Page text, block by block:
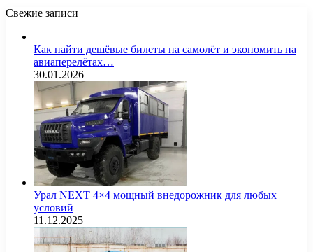
Свежие записи
Как найти дешёвые билеты на самолёт и экономить на
авиаперелётах…
30.01.2026
Урал NEXT 4×4 мощный внедорожник для любых
условий
11.12.2025